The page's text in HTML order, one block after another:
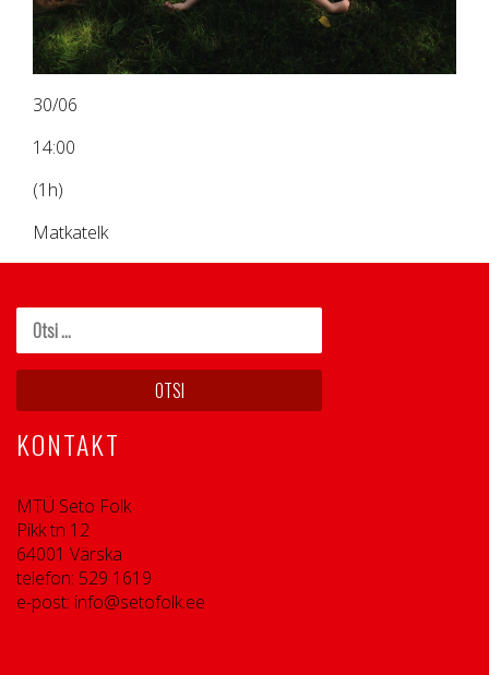
30/06
14:00
(1h)
Matkatelk
KONTAKT
MTÜ Seto Folk
Pikk tn 12
64001 Värska
telefon: 529 1619
e-post: info@setofolk.ee